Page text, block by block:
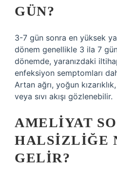
GÜN?
3-7 gün sonra en yüksek
dönem genellikle 3 ila 7 gün
dönemde, yaranızdaki
enfeksiyon semptomları
Artan ağrı, yoğun
veya sıvı akışı gözlenebilir.
AMELIYAT
HALSIZLIĞE
GELIR?